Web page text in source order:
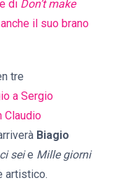
di Don’t make
il suo brano
tre
a Sergio
Claudio
Biagio
seie Mille giorni
artistico.